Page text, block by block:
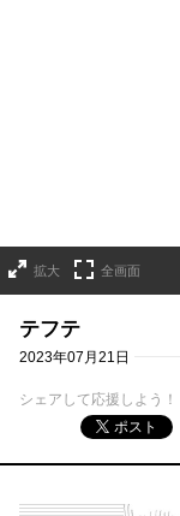
拡大 全画面
テフテ
2023年07月21日
シェアして応援しよう！
ポスト